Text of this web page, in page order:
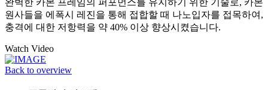
원사들을 에폭시 레진을 통해 접합할 때 나노입자를 접목하여,
충격에 대한 저항력을 약 40% 이상 향상시켰습니다.
Watch Video
Back to overview